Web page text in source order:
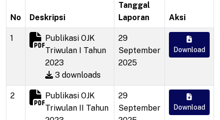
No Deskripsi
Tanggal
Laporan
Aksi
1
Publikasi OJK
Triwulan I Tahun
2023
3 downloads
29
September
2025
Download
2
Publikasi OJK
Triwulan II Tahun
29
September
Download